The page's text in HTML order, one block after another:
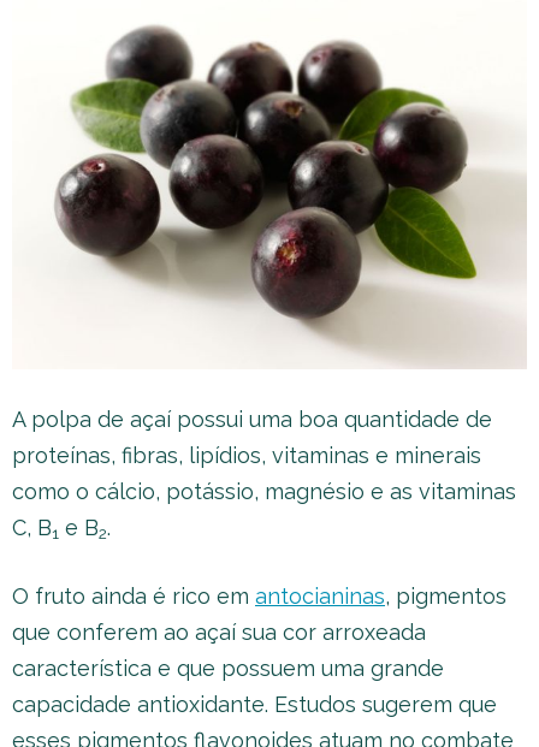
A polpa de açaí possui uma boa quantidade de
proteínas, fibras, lipídios, vitaminas e minerais
como o cálcio, potássio, magnésio e as vitaminas
C, B1 e B2.
O fruto ainda é rico em antocianinas, pigmentos
que conferem ao açaí sua cor arroxeada
característica e que possuem uma grande
capacidade antioxidante. Estudos sugerem que
esses pigmentos flavonoides atuam no combate